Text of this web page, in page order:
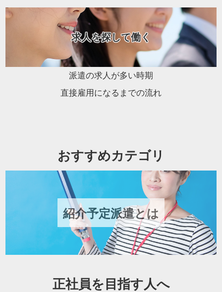
求人を探して働く
派遣の求人が多い時期
直接雇用になるまでの流れ
おすすめカテゴリ
紹介予定派遣とは
正社員を目指す人へ